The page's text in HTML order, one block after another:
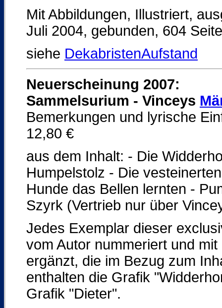
Mit Abbildungen, Illustriert,
Juli 2004, gebunden, 604
siehe DekabristenAufstand
Neuerscheinung 2007:
Sammelsurium - Vinceys
Bemerkungen und lyrische
12,80 €
aus dem Inhalt: - Die
Humpelstolz - Die
Hunde das Bellen lernten -
Szyrk (Vertrieb nur über
Jedes Exemplar dieser
vom Autor nummeriert und
ergänzt, die im Bezug zum
enthalten die Grafik
Grafik "Dieter".